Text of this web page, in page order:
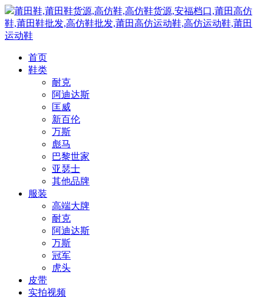
莆田鞋,莆田鞋货源,高仿鞋,高仿鞋货源,安福档口,莆田高仿
鞋,莆田鞋批发,高仿鞋批发,莆田高仿运动鞋,高仿运动鞋,莆田
运动鞋
首页
鞋类
耐克
阿迪达斯
匡威
新百伦
万斯
彪马
巴黎世家
亚瑟士
其他品牌
服装
高端大牌
耐克
阿迪达斯
万斯
冠军
虎头
皮带
实拍视频